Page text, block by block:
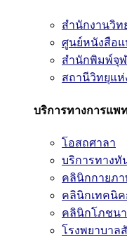
สำนักงานวิท
ศูนย์หนังสือแ
สำนักพิมพ์จุ
สถานีวิทยุแห่
บริการทางการแพ
โอสถศาลา
บริการทางทั
คลินิกกายภ
คลินิกเทคนิ
คลินิกโภชน
โรงพยาบาล